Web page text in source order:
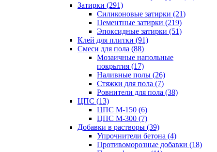
Затирки (291)
Силиконовые затирки (21)
Цементные затирки (219)
Эпоксидные затирки (51)
Клей для плитки (91)
Смеси для пола (88)
Мозаичные напольные
покрытия (17)
Наливные полы (26)
Стяжки для пола (7)
Ровнители для пола (38)
ЦПС (13)
ЦПС М-150 (6)
ЦПС М-300 (7)
Добавки в растворы (39)
Упрочнители бетона (4)
Противоморозные добавки (18)